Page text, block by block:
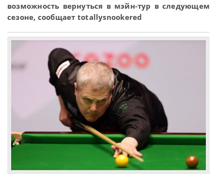
возможность вернуться в мэйн-тур в следующем
сезоне, сообщает totallysnookered